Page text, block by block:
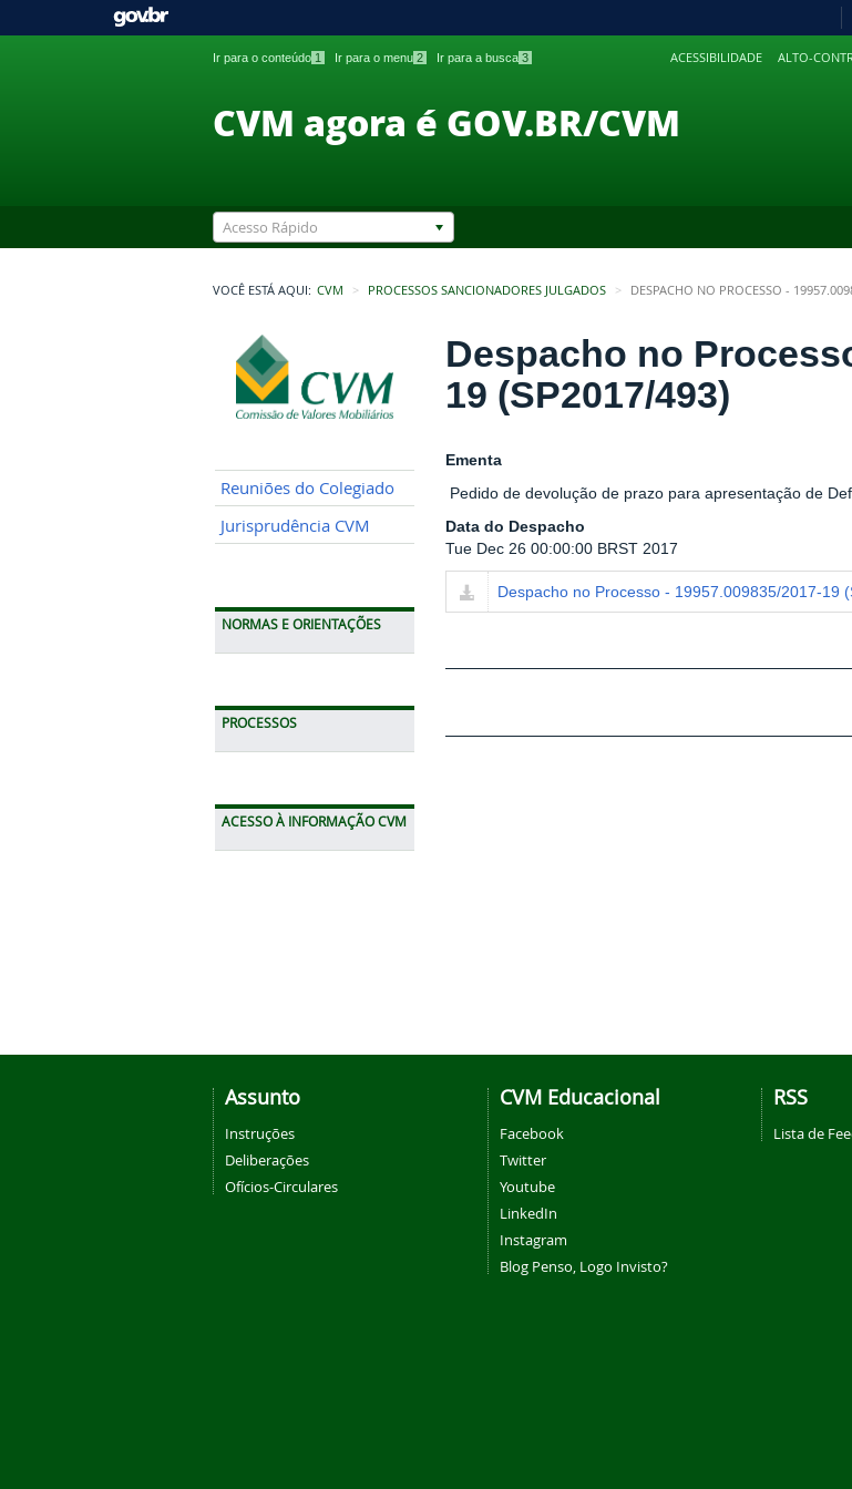
PARA
Ir para o conteúdo 1 Ir para o menu 2 Ir para a busca 3 ACESSIBILIDADE ALTO-
CVM agora é GOV.BR/CVM
Acesso Rápido
VOCÊ ESTÁ AQUI: CVM PROCESSOS SANCIONADORES JULGADOS DESPACHO NO PROCESSO -
Reuniões do Colegiado
Jurisprudência CVM
NORMAS E ORIENTAÇÕES
PROCESSOS
ACESSO À INFORMAÇÃO CVM
Despacho no
19 (SP2017/493)
Ementa
Pedido de devolução de prazo para apresentação de
Data do Despacho
Tue Dec 26 00:00:00 BRST 2017
Despacho no Processo - 19957.009835/2017-19
Assunto
Instruções
Deliberações
Ofícios-Circulares
CVM Educacional
Facebook
Twitter
Youtube
LinkedIn
Instagram
Blog Penso, Logo Invisto?
RSS
Lista de